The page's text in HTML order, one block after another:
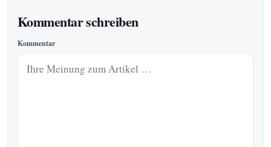
Kommentar schreiben
Kommentar